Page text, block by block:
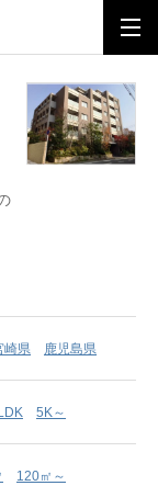
集
崎県 鹿児島県
5K～
120㎡～